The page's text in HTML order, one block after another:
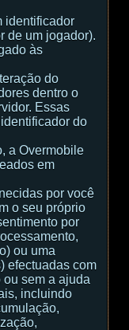
identificador
de um jogador).
às
do
dentro o
Essas
do
a Overmobile
em
por você
o seu próprio
por
ou uma
efectuadas com
sem a ajuda
incluindo